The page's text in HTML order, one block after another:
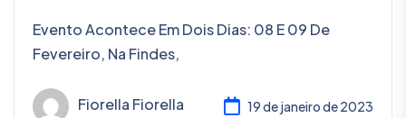
Evento Acontece Em Dois Dias: 08 E 09 De
Fevereiro, Na Findes,
Fiorella Fiorella 19 de janeiro de 2023